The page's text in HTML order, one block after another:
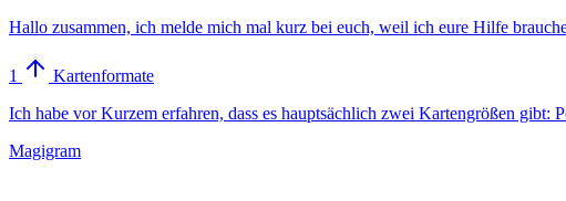
Hallo zusammen, ich melde mich mal kurz bei euch, weil ich eure Hilfe
1
Kartenformate
Ich habe vor Kurzem erfahren, dass es hauptsächlich zwei Kartengrößen
Magigram